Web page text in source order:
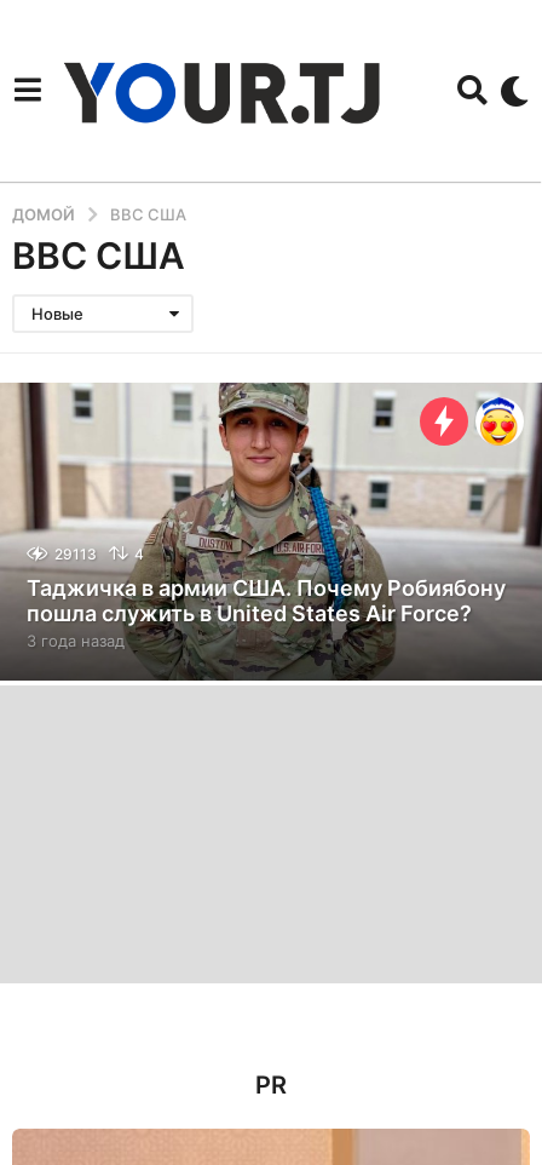
ДОМОЙ ВВС США
ВВС США
Новые
29113 4
Таджичка в армии США. Почему Робиябону
пошла служить в United States Air Force?
3 года назад3
о
PR